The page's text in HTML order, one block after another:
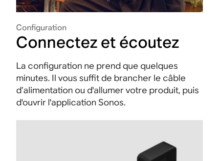
Configuration
Connectez et écoutez
La configuration ne prend que quelques
minutes. Il vous suffit de brancher le câble
d’alimentation ou d'allumer votre produit, puis
d'ouvrir l'application Sonos.